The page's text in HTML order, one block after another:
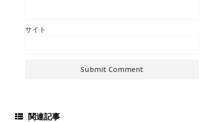
サイト
関連記事